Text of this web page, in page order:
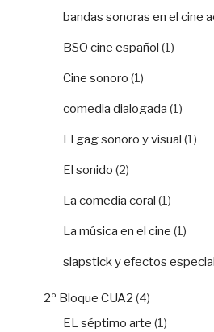
bandas sonoras en el cine
BSO cine español (1)
Cine sonoro (1)
comedia dialogada (1)
El gag sonoro y visual (1)
El sonido (2)
La comedia coral (1)
La música en el cine (1)
slapstick y efectos
2º Bloque CUA2 (4)
EL séptimo arte (1)